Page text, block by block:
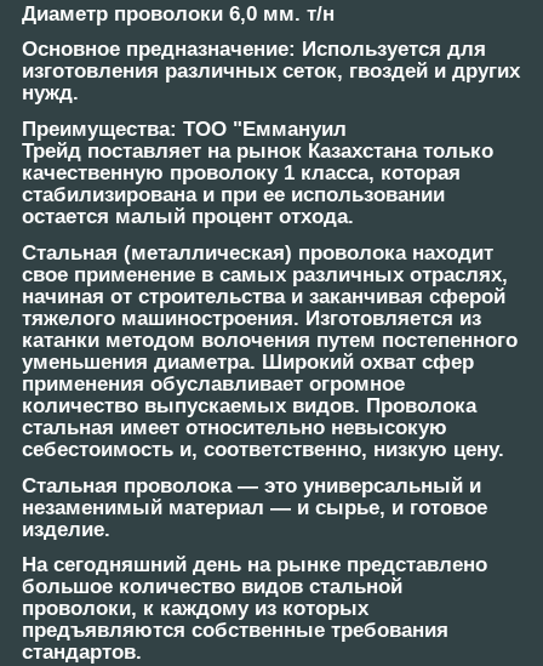
Диаметр проволоки 6,0 мм. т/н
Основное предназначение: Используется для
изготовления различных сеток, гвоздей и других
нужд.
Преимущества: ТОО "Еммануил
Трейд поставляет на рынок Казахстана только
качественную проволоку 1 класса, которая
стабилизирована и при ее использовании
остается малый процент отхода.
Стальная (металлическая) проволока находит
свое применение в самых различных отраслях,
начиная от строительства и заканчивая сферой
тяжелого машиностроения. Изготовляется из
катанки методом волочения путем постепенного
уменьшения диаметра. Широкий охват сфер
применения обуславливает огромное
количество выпускаемых видов. Проволока
стальная имеет относительно невысокую
себестоимость и, соответственно, низкую цену.
Стальная проволока ― это универсальный и
незаменимый материал ― и сырье, и готовое
изделие.
На сегодняшний день на рынке представлено
большое количество видов стальной
проволоки, к каждому из которых
предъявляются собственные требования
стандартов.